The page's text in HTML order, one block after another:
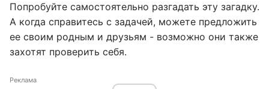
Попробуйте самостоятельно разгадать эту загадку.
А когда справитесь с задачей, можете предложить
ее своим родным и друзьям - возможно они также
захотят проверить себя.
Реклама